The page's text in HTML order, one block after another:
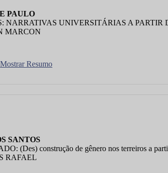
PAULO
NARRATIVAS UNIVERSITÁRIAS A
MARCON
Mostrar Resumo
SANTOS
(Des) construção de gênero nos terreiros a
RAFAEL